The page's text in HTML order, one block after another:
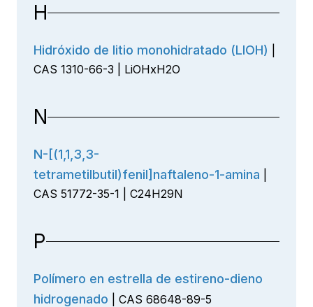
H
Hidróxido de litio monohidratado (LIOH)
CAS 1310-66-3 | LiOHxH2O
N
N-[(1,1,3,3-
tetrametilbutil)fenil]naftaleno-1-amina
CAS 51772-35-1 | C24H29N
P
Polímero en estrella de estireno-dieno
hidrogenado | CAS 68648-89-5